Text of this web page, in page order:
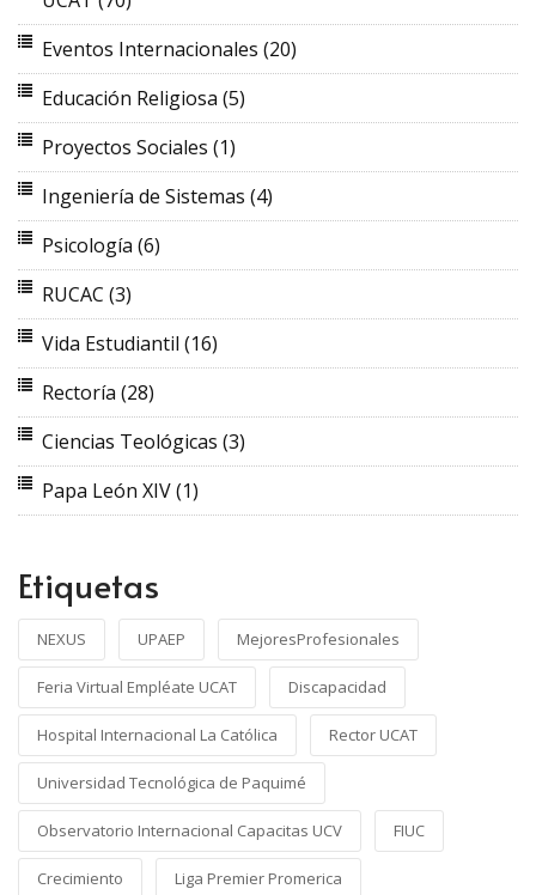
Eventos Internacionales (20)
Educación Religiosa (5)
Proyectos Sociales (1)
Ingeniería de Sistemas (4)
Psicología (6)
RUCAC (3)
Vida Estudiantil (16)
Rectoría (28)
Ciencias Teológicas (3)
Papa León XIV(1)
Etiquetas
NEXUS UPAEP MejoresProfesionales
Feria Virtual Empléate UCAT Discapacidad
Hospital Internacional La Católica Rector UCAT
Universidad Tecnológica de Paquimé
Observatorio Internacional Capacitas UCV FIUC
Crecimiento Liga Premier Promerica